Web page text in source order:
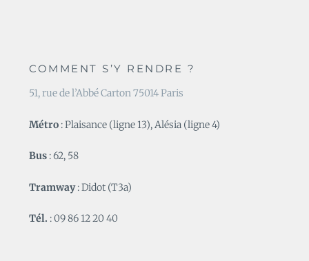
COMMENT S’Y RENDRE ?
51, rue de l’Abbé Carton 75014 Paris
Métro : Plaisance (ligne 13), Alésia (ligne 4)
Bus : 62, 58
Tramway: Didot (T3a)
Tél. : 09 86 12 20 40